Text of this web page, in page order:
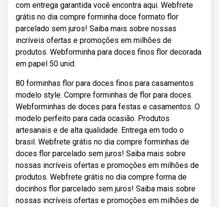
com entrega garantida você encontra aqui. Webfrete
grátis no dia compre forminha doce formato flor
parcelado sem juros! Saiba mais sobre nossas
incríveis ofertas e promoções em milhões de
produtos. Webforminha para doces finos flor decorada
em papel 50 unid.
80 forminhas flor para doces finos para casamentos
modelo style. Compre forminhas de flor para doces.
Webforminhas de doces para festas e casamentos. O
modelo perfeito para cada ocasião. Produtos
artesanais e de alta qualidade. Entrega em todo o
brasil. Webfrete grátis no dia compre forminhas de
doces flor parcelado sem juros! Saiba mais sobre
nossas incríveis ofertas e promoções em milhões de
produtos. Webfrete grátis no dia compre forma de
docinhos flor parcelado sem juros! Saiba mais sobre
nossas incríveis ofertas e promoções em milhões de